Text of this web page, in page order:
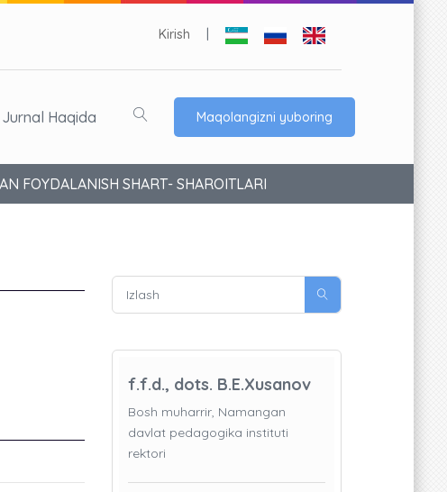
Kirish
Jurnal Haqida Maqolangizni yuboring
FOYDALANISH SHART- SHAROITLARI
f.f.d., dots. B.E.Xusanov
Bosh muharrir, Namangan
davlat pedagogika instituti
rektori